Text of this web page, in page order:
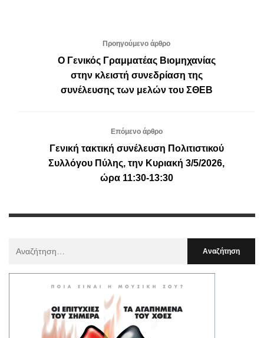
Προηγούμενο άρθρο
Ο Γενικός Γραμματέας Βιομηχανίας
στην κλειστή συνεδρίαση της
συνέλευσης των μελών του ΣΘΕΒ
Επόμενο άρθρο
Γενική τακτική συνέλευση Πολιτιστικού
Συλλόγου Πύλης, την Κυριακή 3/5/2026,
ώρα 11:30-13:30
: